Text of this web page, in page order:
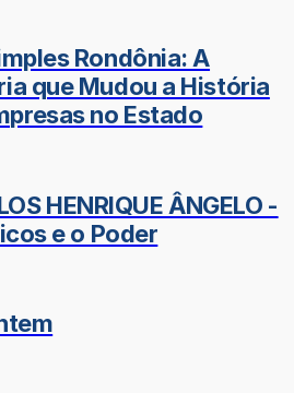
Rondônia: A
que Mudou a História
no Estado
HENRIQUE ÂNGELO -
e o Poder